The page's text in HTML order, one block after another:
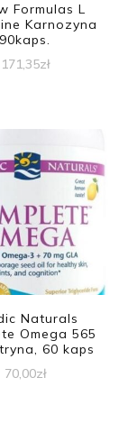
Formulas L
Karnozyna
90kaps.
171,35zł
Naturals
Omega 565
60 kaps
70,00zł